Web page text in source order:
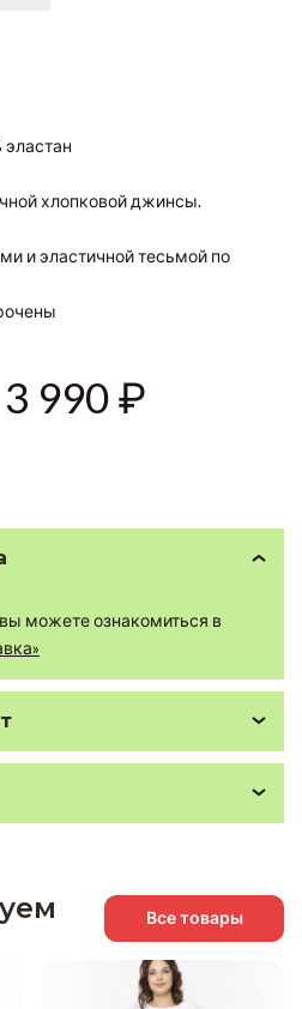
эластан
хлопковой джинсы.
и эластичной тесьмой по
3 990₽
можете ознакомиться в
Все товары